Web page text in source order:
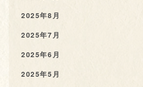
2025年8月
2025年7月
2025年6月
2025年5月